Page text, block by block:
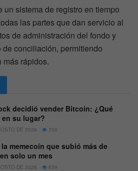
un sistema de registro en tiempo
las partes que dan servicio al
de administración del fondo y
conciliación, permitiendo
rápidos.
decidió vender Bitcoin: ¿Qué
su lugar?
DE 2026 700
memecoin que subió más de
solo un mes
DE 2026 639